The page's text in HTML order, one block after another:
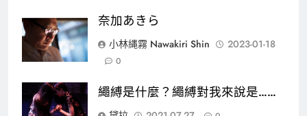
奈加あきら
小林縄霧 Nawakiri Shin
2023-01-18
0
繩縛是什麼？繩縛對我來說是……